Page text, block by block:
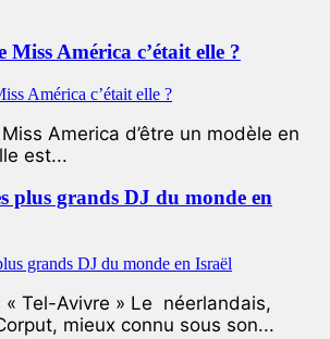
América c’était elle ?
America d’être un modèle en
est...
plus grands DJ du monde en
Tel-Avivre » Le néerlandais,
mieux connu sous son...